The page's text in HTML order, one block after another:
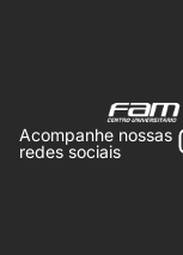
Acompanhe nossas
redes sociais